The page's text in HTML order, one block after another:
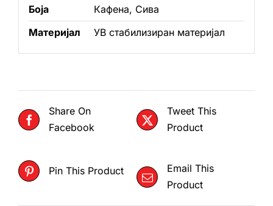
Боја
Кафена, Сива
Материјал
УВ стабилизиран материјал
Share On
Facebook
Tweet This
Product
Pin This Product
Email This
Product